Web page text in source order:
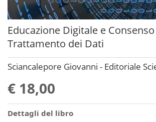
Educazione Digitale e
Trattamento dei Dati
Sciancalepore Giovanni - Editoriale
€ 18,00
Dettagli del libro